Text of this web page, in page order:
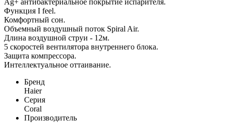
Ag+ антибактериальное покрытие испарителя.
Функция I feel.
Комфортный сон.
Объемный воздушный поток Spiral Air.
Длина воздушной струи - 12м.
5 скоростей вентилятора внутреннего блока.
Защита компрессора.
Интеллектуальное оттаивание.
Бренд
Haier
Серия
Coral
Производитель